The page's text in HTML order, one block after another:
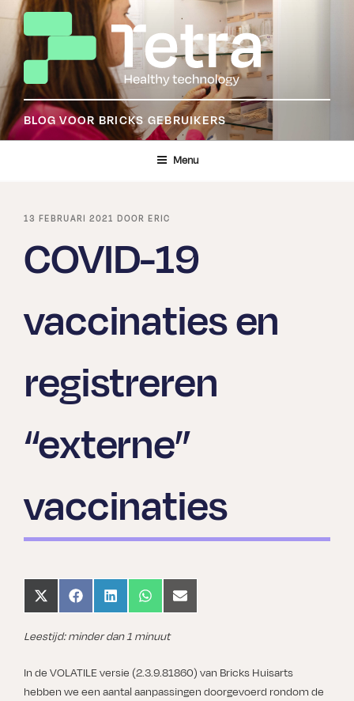
naar
inhoud
BLOG VOOR BRICKS GEBRUIKERS
Menu
GEPLAATST
13 FEBRUARI 2021 DOOR ERIC
COVID-19
vaccinaties en
registreren
“externe”
vaccinaties
Share
on
(Twitter)
Share
on
Share
on
Share
on
Share
on
Leestijd: minder dan 1 minuut
In de VOLATILE versie (2.3.9.81860) van Bricks Huisarts
hebben we een aantal aanpassingen doorgevoerd rondom de